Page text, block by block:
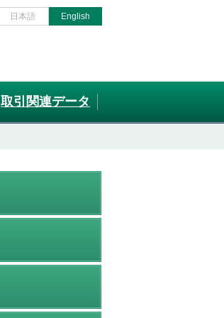
日本語 English
取引関連データ